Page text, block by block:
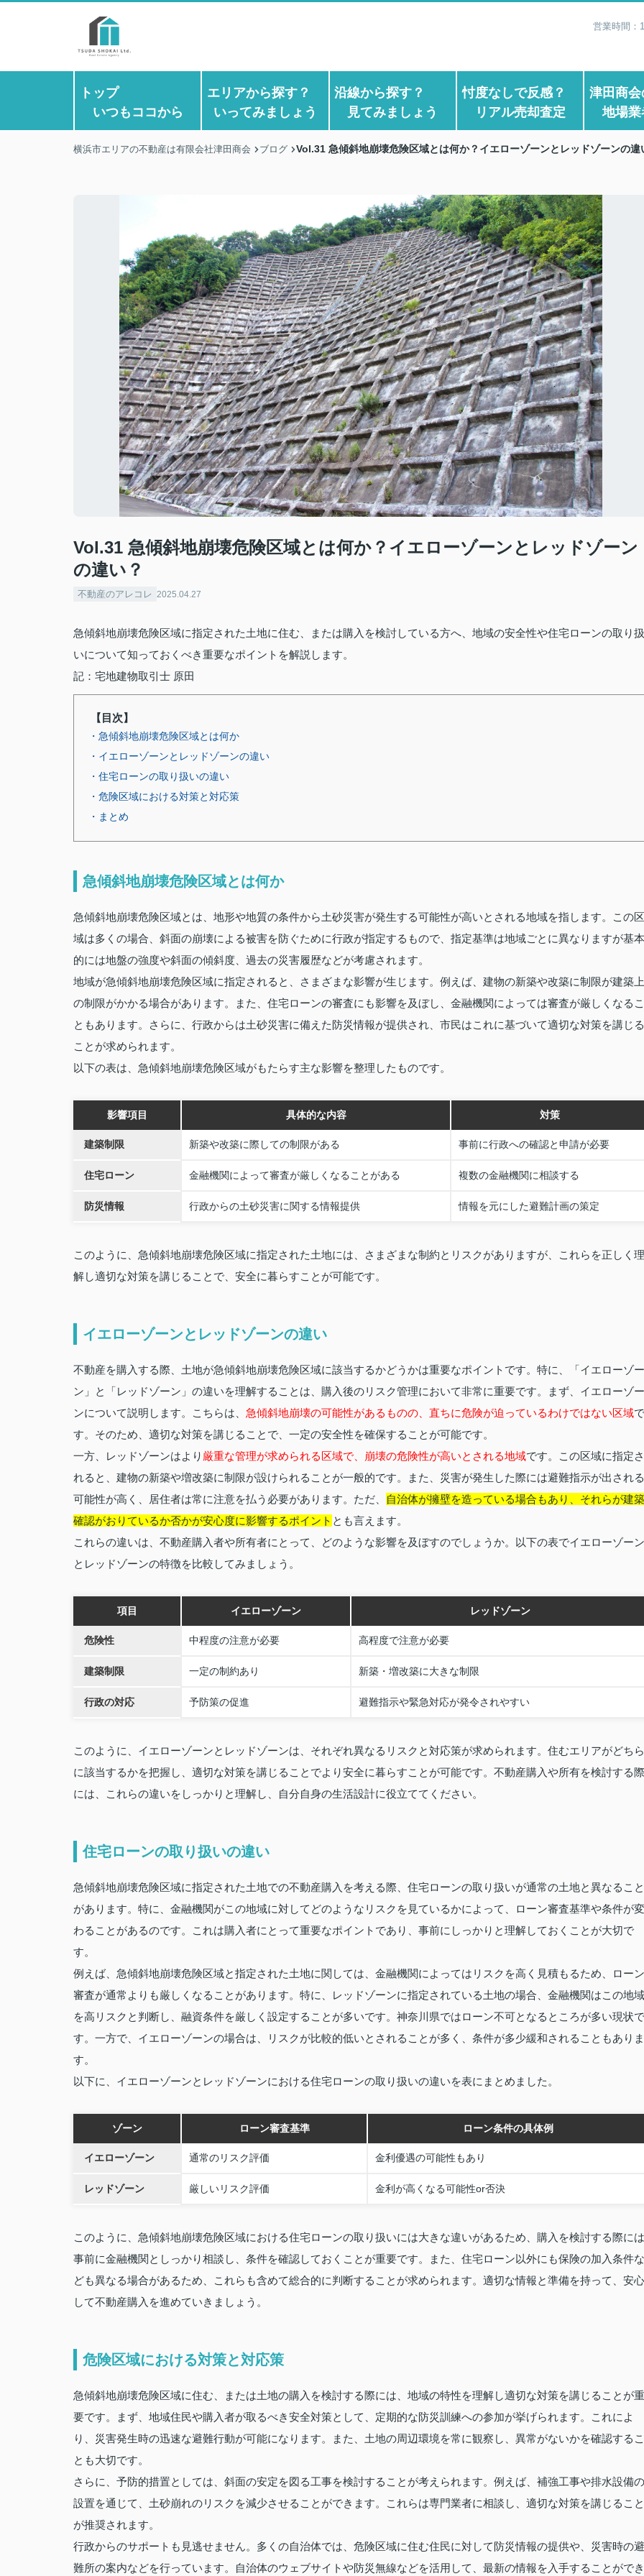
営業時間：
トップ
いつもココから
エリアから探す？
いってみましょう
沿線から探す？
見てみましょう
忖度なしで反感？
リアル売却査定
津田商
地場
横浜市エリアの不動産は有限会社津田商会 ブログ Vol.31 急傾斜地崩壊危険区域とは何か？イエローゾーンとレッドゾーンの違
Vol.31 急傾斜地崩壊危険区域とは何か？イエローゾーンとレッドゾーン
の違い？
不動産のアレコレ 2025.04.27
急傾斜地崩壊危険区域に指定された土地に住む、または購入を検討している方へ、地域の安全性や住宅ローンの取り扱
いについて知っておくべき重要なポイントを解説します。
記：宅地建物取引士 原田
【目次】
・急傾斜地崩壊危険区域とは何か
・イエローゾーンとレッドゾーンの違い
・住宅ローンの取り扱いの違い
・危険区域における対策と対応策
・まとめ
急傾斜地崩壊危険区域とは何か
急傾斜地崩壊危険区域とは、地形や地質の条件から土砂災害が発生する可能性が高いとされる地域を指します。この区
域は多くの場合、斜面の崩壊による被害を防ぐために行政が指定するもので、指定基準は地域ごとに異なりますが基本
的には地盤の強度や斜面の傾斜度、過去の災害履歴などが考慮されます。
地域が急傾斜地崩壊危険区域に指定されると、さまざまな影響が生じます。例えば、建物の新築や改築に制限が建築上
の制限がかかる場合があります。また、住宅ローンの審査にも影響を及ぼし、金融機関によっては審査が厳しくなるこ
ともあります。さらに、行政からは土砂災害に備えた防災情報が提供され、市民はこれに基づいて適切な対策を講じる
ことが求められます。
以下の表は、急傾斜地崩壊危険区域がもたらす主な影響を整理したものです。
影響項目 具体的な内容 対策
建築制限 新築や改築に際しての制限がある 事前に行政への確認と申請が必要
住宅ローン 金融機関によって審査が厳しくなることがある 複数の金融機関に相談する
防災情報 行政からの土砂災害に関する情報提供 情報を元にした避難計画の策定
このように、急傾斜地崩壊危険区域に指定された土地には、さまざまな制約とリスクがありますが、これらを正しく理
解し適切な対策を講じることで、安全に暮らすことが可能です。
イエローゾーンとレッドゾーンの違い
不動産を購入する際、土地が急傾斜地崩壊危険区域に該当するかどうかは重要なポイントです。特に、「イエローゾー
ン」と「レッドゾーン」の違いを理解することは、購入後のリスク管理において非常に重要です。まず、イエローゾー
ンについて説明します。こちらは、 急傾斜地崩壊の可能性があるものの、直ちに危険が迫っているわけではない区域で
す。そのため、適切な対策を講じることで、一定の安全性を確保することが可能です。
一方、レッドゾーンはより 厳重な管理が求められる区域で、崩壊の危険性が高いとされる地域です。この区域に指定さ
れると、建物の新築や増改築に制限が設けられることが一般的です。また、災害が発生した際には避難指示が出される
可能性が高く、居住者は常に注意を払う必要があります。ただ、
自治体が擁壁を造っている場合もあり、それらが建築
確認がおりているか否かが安心度に影響するポイント とも言えます。
これらの違いは、不動産購入者や所有者にとって、どのような影響を及ぼすのでしょうか。以下の表でイエローゾーン
とレッドゾーンの特徴を比較してみましょう。
項目 イエローゾーン レッドゾーン
危険性 中程度の注意が必要 高程度で注意が必要
建築制限 一定の制約あり 新築・増改築に大きな制限
行政の対応 予防策の促進 避難指示や緊急対応が発令されやすい
このように、イエローゾーンとレッドゾーンは、それぞれ異なるリスクと対応策が求められます。住むエリアがどちら
に該当するかを把握し、適切な対策を講じることでより安全に暮らすことが可能です。不動産購入や所有を検討する際
には、これらの違いをしっかりと理解し、自分自身の生活設計に役立ててください。
住宅ローンの取り扱いの違い
急傾斜地崩壊危険区域に指定された土地での不動産購入を考える際、住宅ローンの取り扱いが通常の土地と異なること
があります。特に、金融機関がこの地域に対してどのようなリスクを見ているかによって、ローン審査基準や条件が変
わることがあるのです。これは購入者にとって重要なポイントであり、事前にしっかりと理解しておくことが大切で
す。
例えば、急傾斜地崩壊危険区域と指定された土地に関しては、金融機関によってはリスクを高く見積もるため、ローン
審査が通常よりも厳しくなることがあります。特に、レッドゾーンに指定されている土地の場合、金融機関はこの地域
を高リスクと判断し、融資条件を厳しく設定することが多いです。神奈川県ではローン不可となるところが多い現状で
す。一方で、イエローゾーンの場合は、リスクが比較的低いとされることが多く、条件が多少緩和されることもありま
す。
以下に、イエローゾーンとレッドゾーンにおける住宅ローンの取り扱いの違いを表にまとめました。
ゾーン ローン審査基準 ローン条件の具体例
イエローゾーン 通常のリスク評価 金利優遇の可能性もあり
レッドゾーン 厳しいリスク評価 金利が高くなる可能性or否決
このように、急傾斜地崩壊危険区域における住宅ローンの取り扱いには大きな違いがあるため、購入を検討する際には
事前に金融機関としっかり相談し、条件を確認しておくことが重要です。また、住宅ローン以外にも保険の加入条件な
ども異なる場合があるため、これらも含めて総合的に判断することが求められます。適切な情報と準備を持って、安心
して不動産購入を進めていきましょう。
危険区域における対策と対応策
急傾斜地崩壊危険区域に住む、または土地の購入を検討する際には、地域の特性を理解し適切な対策を講じることが重
要です。まず、地域住民や購入者が取るべき安全対策として、定期的な防災訓練への参加が挙げられます。これによ
り、災害発生時の迅速な避難行動が可能になります。また、土地の周辺環境を常に観察し、異常がないかを確認するこ
とも大切です。
さらに、予防的措置としては、斜面の安定を図る工事を検討することが考えられます。例えば、補強工事や排水設備の
設置を通じて、土砂崩れのリスクを減少させることができます。これらは専門業者に相談し、適切な対策を講じること
が推奨されます。
行政からのサポートも見逃せません。多くの自治体では、危険区域に住む住民に対して防災情報の提供や、災害時の避
難所の案内などを行っています。自治体のウェブサイトや防災無線などを活用して、最新の情報を入手することができ